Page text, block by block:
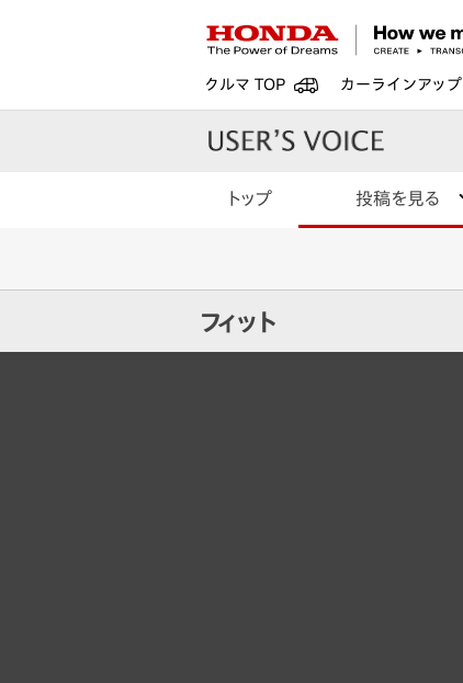
クルマ TOP カーラインアップ
トップ 投稿を見る
フィット